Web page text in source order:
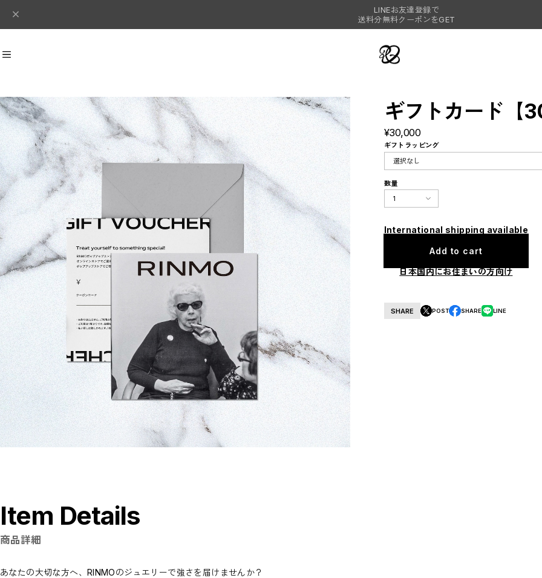
LINEお友達登録で
送料分無料クーポンをGET
Recommendおすすめキーワード
#シルバー #ピアス #イヤーカフ
Category商品カテゴリ
リング
イヤーカフ
バングル
ピアス
ネックレス
Concordiana Collection
地層Collection
Raindrop Collection
Night Collection
Pepper Collection
VINE collection
CLOSE
ギフトカード【
¥30,000
ギフトラッピング
数量
International shipping available
Add to cart
日本国内にお住まいの方向け
SHARE POST SHARE LINE
Item Details
商品詳細
あなたの大切な方へ、RINMOのジュエリーで強さを届けませんか？